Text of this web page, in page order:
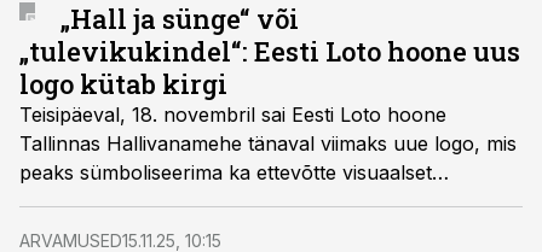
„Hall ja sünge“ või
„tulevikukindel“: Eesti Loto hoone uus
logo kütab kirgi
Teisipäeval, 18. novembril sai Eesti Loto hoone
Tallinnas Hallivanamehe tänaval viimaks uue logo, mis
peaks sümboliseerima ka ettevõtte visuaalset
uuenduskuuri.
ARVAMUSED15.11.25, 10:15